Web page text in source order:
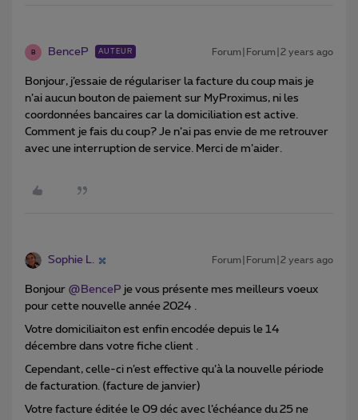
B BenceP AUTEUR Forum|Forum|2 years ago
Bonjour, j’essaie de régulariser la facture du coup mais je
n’ai aucun bouton de paiement sur MyProximus, ni les
coordonnées bancaires car la domiciliation est active.
Comment je fais du coup? Je n’ai pas envie de me retrouver
avec une interruption de service. Merci de m’aider.
Sophie L. Forum|Forum|2 years ago
Bonjour @BenceP je vous présente mes meilleurs voeux
pour cette nouvelle année 2024 .
Votre domiciliaiton est enfin encodée depuis le 14
décembre dans votre fiche client .
Cependant, celle-ci n’est effective qu’à la nouvelle période
de facturation. (facture de janvier)
Votre facture éditée le 09 déc avec l’échéance du 25 ne